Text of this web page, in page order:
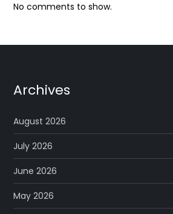
No comments to show.
Archives
August 2026
July 2026
June 2026
May 2026